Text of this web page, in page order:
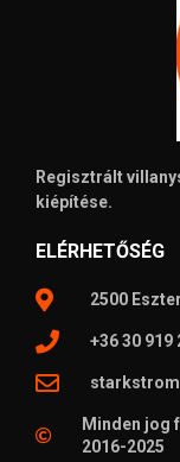
Regisztrált
kiépítése.
ELÉRHETŐSÉG
2500
+36 30 919
Minden jog
2016-2025